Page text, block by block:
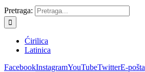
Pretraga:
Ćirilica
Latinica
FacebookInstagramYouTubeTwitterE-pošta